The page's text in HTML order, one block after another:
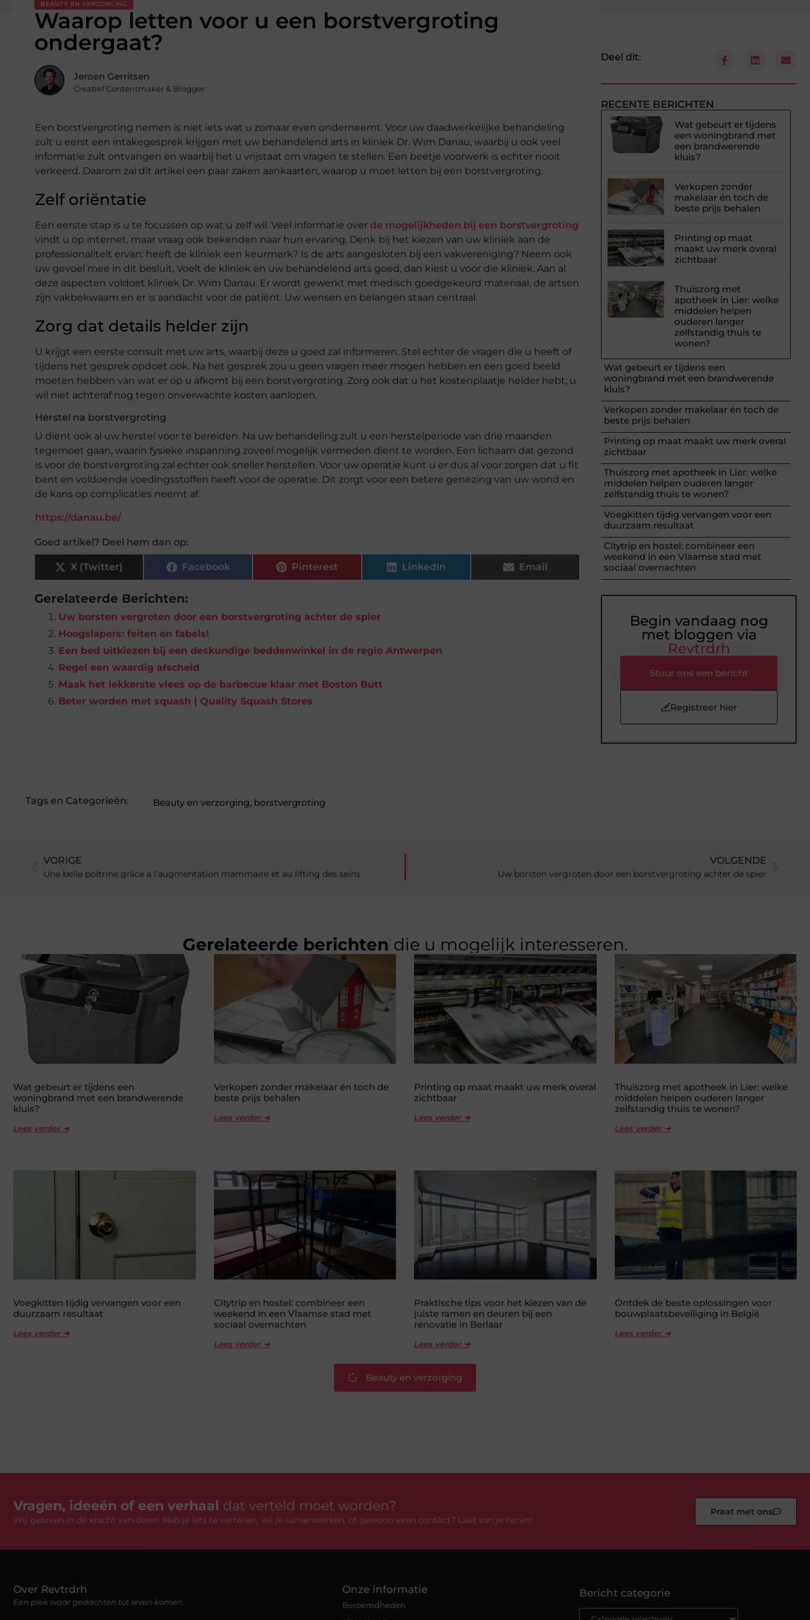
BEAUTY EN VERZORGING
Waarop letten voor u een borstvergroting
ondergaat?
Jeroen Gerritsen
Creatief Contentmaker & Blogger
Een borstvergroting nemen is niet iets wat u zomaar even onderneemt. Voor uw daadwerkelijke behandeling
zult u eerst een intakegesprek krijgen met uw behandelend arts in kliniek Dr. Wim Danau, waarbij u ook veel
informatie zult ontvangen en waarbij het u vrijstaat om vragen te stellen. Een beetje voorwerk is echter nooit
verkeerd. Daarom zal dit artikel een paar zaken aankaarten, waarop u moet letten bij een borstvergroting.
Zelf oriëntatie
Een eerste stap is u te focussen op wat u zelf wil. Veel informatie over de mogelijkheden bij een borstvergroting
vindt u op internet, maar vraag ook bekenden naar hun ervaring. Denk bij het kiezen van uw kliniek aan de
professionaliteit ervan: heeft de kliniek een keurmerk? Is de arts aangesloten bij een vakvereniging? Neem ook
uw gevoel mee in dit besluit. Voelt de kliniek en uw behandelend arts goed, dan kiest u voor die kliniek. Aan al
deze aspecten voldoet kliniek Dr. Wim Danau. Er wordt gewerkt met medisch goedgekeurd materiaal, de artsen
zijn vakbekwaam en er is aandacht voor de patiënt. Uw wensen en belangen staan centraal.
Zorg dat details helder zijn
U krijgt een eerste consult met uw arts, waarbij deze u goed zal informeren. Stel echter de vragen die u heeft of
tijdens het gesprek opdoet ook. Na het gesprek zou u geen vragen meer mogen hebben en een goed beeld
moeten hebben van wat er op u afkomt bij een borstvergroting. Zorg ook dat u het kostenplaatje helder hebt; u
wil niet achteraf nog tegen onverwachte kosten aanlopen.
Herstel na borstvergroting
U dient ook al uw herstel voor te bereiden. Na uw behandeling zult u een herstelperiode van drie maanden
tegemoet gaan, waarin fysieke inspanning zoveel mogelijk vermeden dient te worden. Een lichaam dat gezond
is voor de borstvergroting zal echter ook sneller herstellen. Voor uw operatie kunt u er dus al voor zorgen dat u fit
bent en voldoende voedingsstoffen heeft voor de operatie. Dit zorgt voor een betere genezing van uw wond en
de kans op complicaties neemt af.
https://danau.be/
Goed artikel? Deel hem dan op:
X (Twitter) Facebook Pinterest LinkedIn Email
Gerelateerde Berichten:
Uw borsten vergroten door een borstvergroting achter de spier
Hoogslapers: feiten en fabels!
Een bed uitkiezen bij een deskundige beddenwinkel in de regio Antwerpen
Regel een waardig afscheid
Maak het lekkerste vlees op de barbecue klaar met Boston Butt
Beter worden met squash | Quality Squash Stores
Deel dit:
RECENTE BERICHTEN
Wat gebeurt er tijdens
een woningbrand met
een brandwerende
kluis?
Verkopen zonder
makelaar én toch de
beste prijs behalen
Printing op maat
maakt uw merk overal
zichtbaar
Thuiszorg met
apotheek in Lier: welke
middelen helpen
ouderen langer
zelfstandig thuis te
wonen?
Wat gebeurt er tijdens een
woningbrand met een brandwerende
kluis?
Verkopen zonder makelaar én toch de
beste prijs behalen
Printing op maat maakt uw merk overal
zichtbaar
Thuiszorg met apotheek in Lier: welke
middelen helpen ouderen langer
zelfstandig thuis te wonen?
Voegkitten tijdig vervangen voor een
duurzaam resultaat
Citytrip en hostel: combineer een
weekend in een Vlaamse stad met
sociaal overnachten
Begin vandaag nog
met bloggen via
Revtrdrh
Stuur ons een bericht
Registreer hier
Tags en Categorieën: Beauty en verzorging, borstvergroting
VORIGE
Une belle poitrine grâce à l’augmentation mammaire et au lifting des seins
VOLGENDE
Uw borsten vergroten door een borstvergroting achter de spier
Gerelateerde berichten die u mogelijk interesseren.
Wat gebeurt er tijdens een
woningbrand met een brandwerende
kluis?
Lees verder ➜
Verkopen zonder makelaar én toch de
beste prijs behalen
Lees verder ➜
Printing op maat maakt uw merk overal
zichtbaar
Lees verder ➜
Thuiszorg met apotheek in Lier: welke
middelen helpen ouderen langer
zelfstandig thuis te wonen?
Lees verder ➜
Voegkitten tijdig vervangen voor een
duurzaam resultaat
Lees verder ➜
Citytrip en hostel: combineer een
weekend in een Vlaamse stad met
sociaal overnachten
Lees verder ➜
Praktische tips voor het kiezen van de
juiste ramen en deuren bij een
renovatie in Berlaar
Lees verder ➜
Ontdek de beste oplossingen voor
bouwplaatsbeveiliging in België
Lees verder ➜
Beauty en verzorging
Vragen, ideeën of een verhaal dat verteld moet worden?
Wij geloven in de kracht van delen. Heb je iets te vertellen, wil je samenwerken, of gewoon even contact? Laat van je horen!
Praat met ons
Over Revtrdrh
Een plek waar gedachten tot leven komen.
Onze informatie
Beroemdheden
Bericht categorie